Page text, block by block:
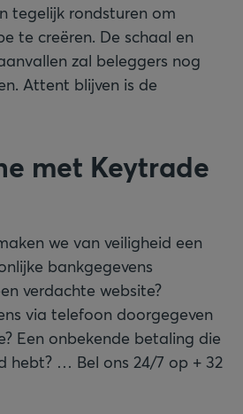
tegelijk rondsturen om
te creëren. De schaal en
zal beleggers nog
Attent blijven is de
met Keytrade
we van veiligheid een
bankgegevens
verdachte website?
via telefoon doorgegeven
Een onbekende betaling die
hebt? … Bel ons 24/7 op + 32